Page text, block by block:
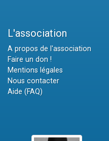
L'association
A propos de l'association
Faire un don !
Mentions légales
Nous contacter
Aide (FAQ)